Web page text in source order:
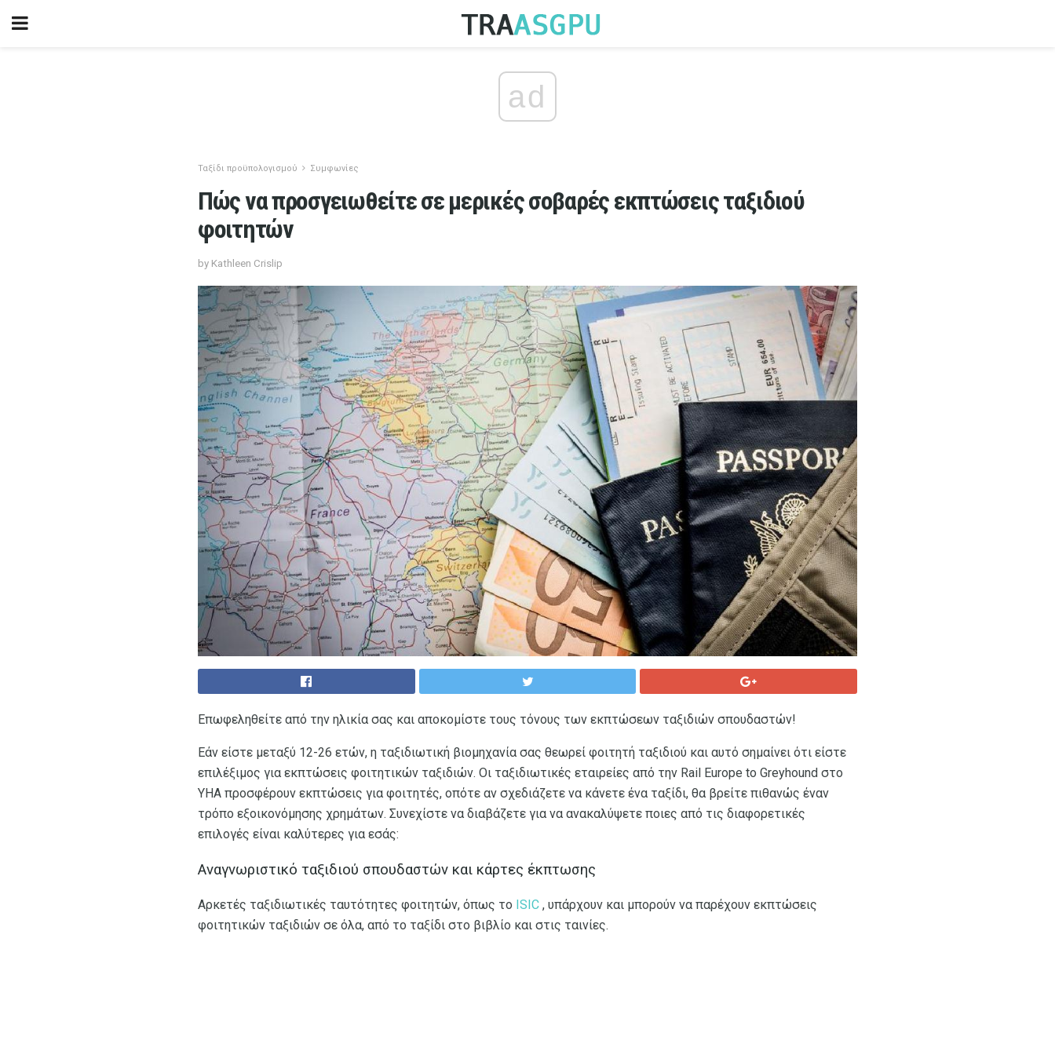
ad
Ταξίδι προϋπολογισμού Συμφωνίες
Πώς να προσγειωθείτε σε μερικές σοβαρές εκπτώσεις ταξιδιού
φοιτητών
by Kathleen Crislip
Επωφεληθείτε από την ηλικία σας και αποκομίστε τους τόνους των εκπτώσεων ταξιδιών σπουδαστών!
Εάν είστε μεταξύ 12-26 ετών, η ταξιδιωτική βιομηχανία σας θεωρεί φοιτητή ταξιδιού και αυτό σημαίνει ότι είστε
επιλέξιμος για εκπτώσεις φοιτητικών ταξιδιών. Οι ταξιδιωτικές εταιρείες από την Rail Europe to Greyhound στο
YHA προσφέρουν εκπτώσεις για φοιτητές, οπότε αν σχεδιάζετε να κάνετε ένα ταξίδι, θα βρείτε πιθανώς έναν
τρόπο εξοικονόμησης χρημάτων. Συνεχίστε να διαβάζετε για να ανακαλύψετε ποιες από τις διαφορετικές
επιλογές είναι καλύτερες για εσάς:
Αναγνωριστικό ταξιδιού σπουδαστών και κάρτες έκπτωσης
Αρκετές ταξιδιωτικές ταυτότητες φοιτητών, όπως το ISIC , υπάρχουν και μπορούν να παρέχουν εκπτώσεις
φοιτητικών ταξιδιών σε όλα, από το ταξίδι στο βιβλίο και στις ταινίες.